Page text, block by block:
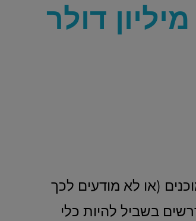
דולר
(או לא מודעים לכך
בשביל להיות כלי